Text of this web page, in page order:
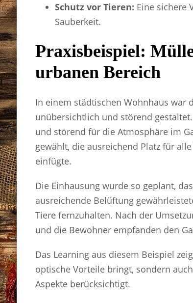
Schutz vor Tieren: Eine sichere
Sauberkeit.
Praxisbeispiel:
urbanen Bereich
In einem städtischen Wohnhaus war
unübersichtlich und störend
und störend für die Atmosphäre im
gewählt, die ausreichend Platz für
einfügte.
Die Einhausung wurde so geplant,
ausreichende Belüftung
Tiere fernzuhalten. Nach der
und die Bewohner empfanden den
Das Learning aus diesem Beispiel
optische Vorteile bringt, sondern
Aspekte berücksichtigt.